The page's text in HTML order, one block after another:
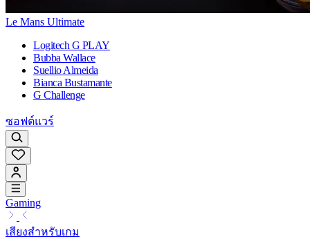
Le Mans Ultimate
Logitech G PLAY
Bubba Wallace
Suellio Almeida
Bianca Bustamante
G Challenge
ซอฟต์แวร์
Gaming
เสียงสำหรับเกม